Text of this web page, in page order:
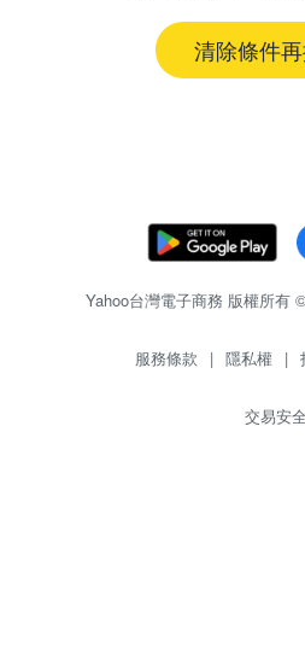
清除條件
Yahoo台灣電子商務 版權所有
服務條款 | 隱私權 |
交易安全